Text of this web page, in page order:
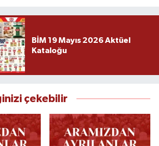
BİM 19 Mayıs 2026 Aktüel
Kataloğu
çekebilir